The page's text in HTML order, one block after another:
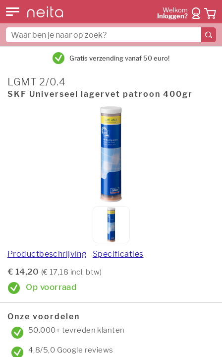
Welkom
Inloggen?
Gratis verzending vanaf 50 euro!
LGMT 2/0.4
SKF Universeel lagervet patroon 400gr
Productbeschrijving Specificaties
€ 14,20 (€ 17,18 incl. btw)
Op voorraad
Onze voordelen
50.000+ tevreden klanten
4,8/5,0 Google reviews